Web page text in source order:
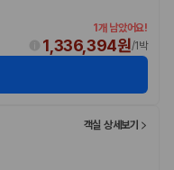
1개 남았어요!
1,336,394원/1박
객실 상세보기